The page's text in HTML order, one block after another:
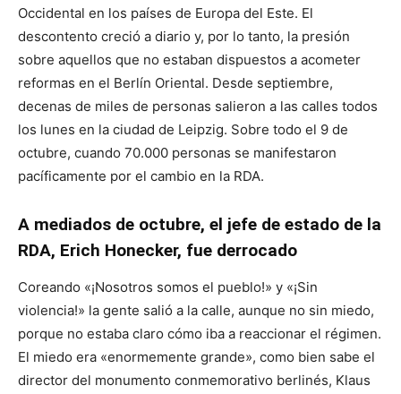
Occidental en los países de Europa del Este. El
descontento creció a diario y, por lo tanto, la presión
sobre aquellos que no estaban dispuestos a acometer
reformas en el Berlín Oriental. Desde septiembre,
decenas de miles de personas salieron a las calles todos
los lunes en la ciudad de Leipzig. Sobre todo el 9 de
octubre, cuando 70.000 personas se manifestaron
pacíficamente por el cambio en la RDA.
A mediados de octubre, el jefe de estado de la
RDA, Erich Honecker, fue derrocado
Coreando «¡Nosotros somos el pueblo!» y «¡Sin
violencia!» la gente salió a la calle, aunque no sin miedo,
porque no estaba claro cómo iba a reaccionar el régimen.
El miedo era «enormemente grande», como bien sabe el
director del monumento conmemorativo berlinés, Klaus